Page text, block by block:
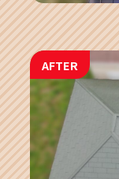
AFTER